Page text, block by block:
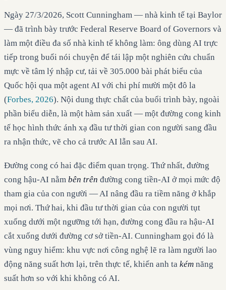
Ngày 27/3/2026, Scott Cunningham — nhà kinh tế tại Baylor
— đã trình bày trước Federal Reserve Board of Governors và
làm một điều đa số nhà kinh tế không làm: ông dùng AI trực
tiếp trong buổi nói chuyện để tái lập một nghiên cứu chuẩn
mực về tâm lý nhập cư, tải về 305.000 bài phát biểu của
Quốc hội qua một agent AI với chi phí mười một đô la
(Forbes, 2026). Nội dung thực chất của buổi trình bày, ngoài
phần biểu diễn, là một hàm sản xuất — một đường cong kinh
tế học hình thức ánh xạ đầu tư thời gian con người sang đầu
ra nhận thức, vẽ cho cả trước AI lẫn sau AI.
Đường cong có hai đặc điểm quan trọng. Thứ nhất, đường
cong hậu-AI nằm bên trên đường cong tiền-AI ở mọi mức độ
tham gia của con người — AI nâng đầu ra tiềm năng ở khắp
mọi nơi. Thứ hai, khi đầu tư thời gian của con người tụt
xuống dưới một ngưỡng tới hạn, đường cong đầu ra hậu-AI
cắt xuống dưới đường cơ sở tiền-AI. Cunningham gọi đó là
vùng nguy hiểm: khu vực nơi công nghệ lẽ ra làm người lao
động năng suất hơn lại, trên thực tế, khiến anh ta kém năng
suất hơn so với khi không có AI.